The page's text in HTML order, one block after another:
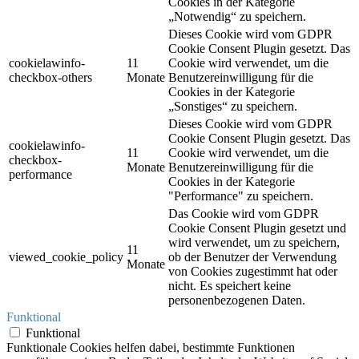
„Notwendig“ zu speichern.
cookielawinfo-
checkbox-others
11
Monate
Dieses Cookie wird vom GDPR
Cookie Consent Plugin gesetzt. Das
Cookie wird verwendet, um die
Benutzereinwilligung für die
Cookies in der Kategorie
„Sonstiges“ zu speichern.
cookielawinfo-
checkbox-
performance
11
Monate
Dieses Cookie wird vom GDPR
Cookie Consent Plugin gesetzt. Das
Cookie wird verwendet, um die
Benutzereinwilligung für die
Cookies in der Kategorie
"Performance" zu speichern.
viewed_cookie_policy
11
Monate
Das Cookie wird vom GDPR
Cookie Consent Plugin gesetzt und
wird verwendet, um zu speichern,
ob der Benutzer der Verwendung
von Cookies zugestimmt hat oder
nicht. Es speichert keine
personenbezogenen Daten.
Funktional
Funktional
Funktionale Cookies helfen dabei, bestimmte Funktionen